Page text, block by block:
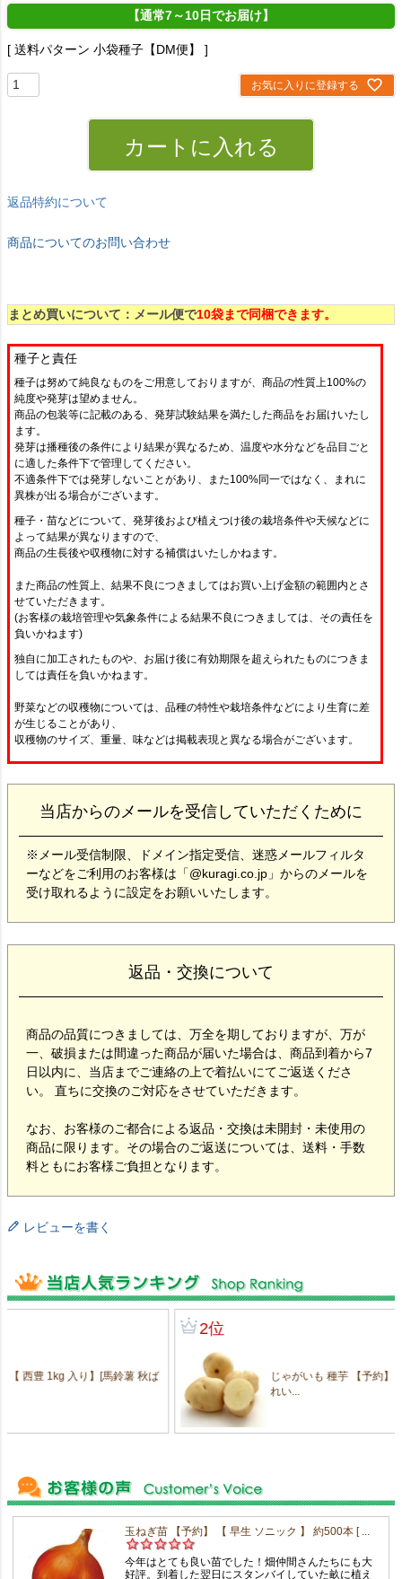
【通常7～10日でお届け】
送料パターン 小袋種子【DM便】
お気に入りに登録する
カートに入れる
返品特約について
商品についてのお問い合わせ
まとめ買いについて：メール便で10袋まで同梱できます。
種子と責任
種子は努めて純良なものをご用意しておりますが、商品の性質上100%の
純度や発芽は望めません。
商品の包装等に記載のある、発芽試験結果を満たした商品をお届けいたし
ます。
発芽は播種後の条件により結果が異なるため、温度や水分などを品目ごと
に適した条件下で管理してください。
不適条件下では発芽しないことがあり、また100%同一ではなく、まれに
異株が出る場合がございます。
種子・苗などについて、発芽後および植えつけ後の栽培条件や天候などに
よって結果が異なりますので、
商品の生長後や収穫物に対する補償はいたしかねます。
また商品の性質上、結果不良につきましてはお買い上げ金額の範囲内とさ
せていただきます。
(お客様の栽培管理や気象条件による結果不良につきましては、その責任を
負いかねます)
独自に加工されたものや、お届け後に有効期限を超えられたものにつきま
しては責任を負いかねます。
野菜などの収穫物については、品種の特性や栽培条件などにより生育に差
が生じることがあり、
収穫物のサイズ、重量、味などは掲載表現と異なる場合がございます。
当店からのメールを受信していただくために
※メール受信制限、ドメイン指定受信、迷惑メールフィルタ
ーなどをご利用のお客様は「@kuragi.co.jp」からのメールを
受け取れるように設定をお願いいたします。
返品・交換について
商品の品質につきましては、万全を期しておりますが、万が
一、破損または間違った商品が届いた場合は、商品到着から7
日以内に、当店までご連絡の上で着払いにてご返送くださ
い。 直ちに交換のご対応をさせていただきます。
なお、お客様のご都合による返品・交換は未開封・未使用の
商品に限ります。その場合のご返送については、送料・手数
料ともにお客様ご負担となります。
レビューを書く